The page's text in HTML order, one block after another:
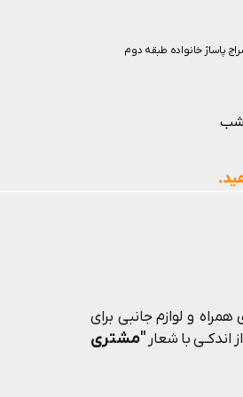
و لوازم جانبی برای
اندکـی با شعار "مشتری
پاساژ خانواده طبقه دوم